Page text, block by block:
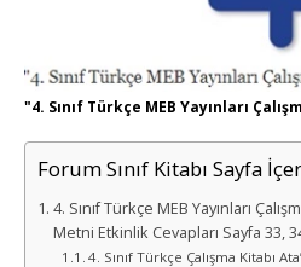
"4. Sınıf Türkçe MEB Yayınları
Forum Sınıf Kitabı Sayfa
4. Sınıf Türkçe MEB Yayınları
Metni Etkinlik Cevapları Sayfa 33,
4. Sınıf Türkçe Çalışma Kitabı